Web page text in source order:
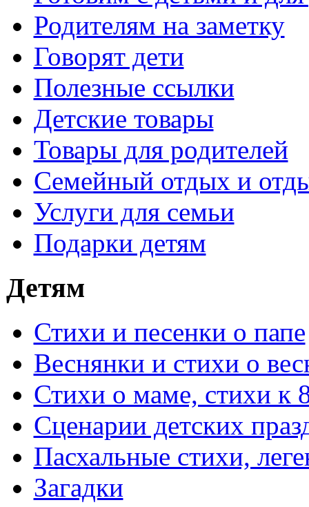
Родителям на заметку
Говорят дети
Полезные ссылки
Детские товары
Товары для родителей
Семейный отдых и
Услуги для семьи
Подарки детям
Детям
Стихи и песенки о папе
Веснянки и стихи о
Стихи о маме, стихи к
Сценарии детских
Пасхальные стихи,
Загадки